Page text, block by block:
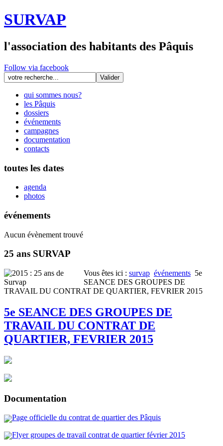
SURVAP
l'association des habitants des Pâquis
Follow via facebook
qui sommes nous?
les Pâquis
dossiers
événements
campagnes
documentation
contacts
toutes les dates
agenda
photos
événements
Aucun évènement trouvé
25 ans SURVAP
Vous êtes ici : survap événements 5e
SEANCE DES GROUPES DE
TRAVAIL DU CONTRAT DE QUARTIER, FEVRIER 2015
5e SEANCE DES GROUPES DE
TRAVAIL DU CONTRAT DE
QUARTIER, FEVRIER 2015
Documentation
Page officielle du contrat de quartier des Pâquis
Flyer groupes de travail contrat de quartier février 2015